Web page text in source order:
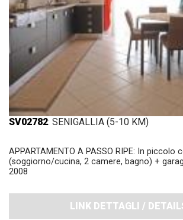
SV02782: SENIGALLIA (5-10 KM)
APPARTAMENTO A PASSO RIPE: In piccolo
(soggiorno/cucina, 2 camere, bagno) +
2008
LINK DETTAGLI /